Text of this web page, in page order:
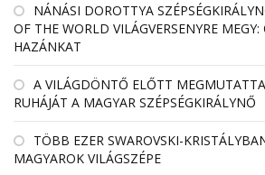
NÁNÁSI DOROTTYA
OF THE WORLD VILÁGVERSENYRE MEGY:
HAZÁNKAT
A VILÁGDÖNTŐ ELŐTT
RUHÁJÁT A MAGYAR SZÉPSÉGKIRÁLYNŐ
TÖBB EZER SWAROVSKI-
MAGYAROK VILÁGSZÉPE